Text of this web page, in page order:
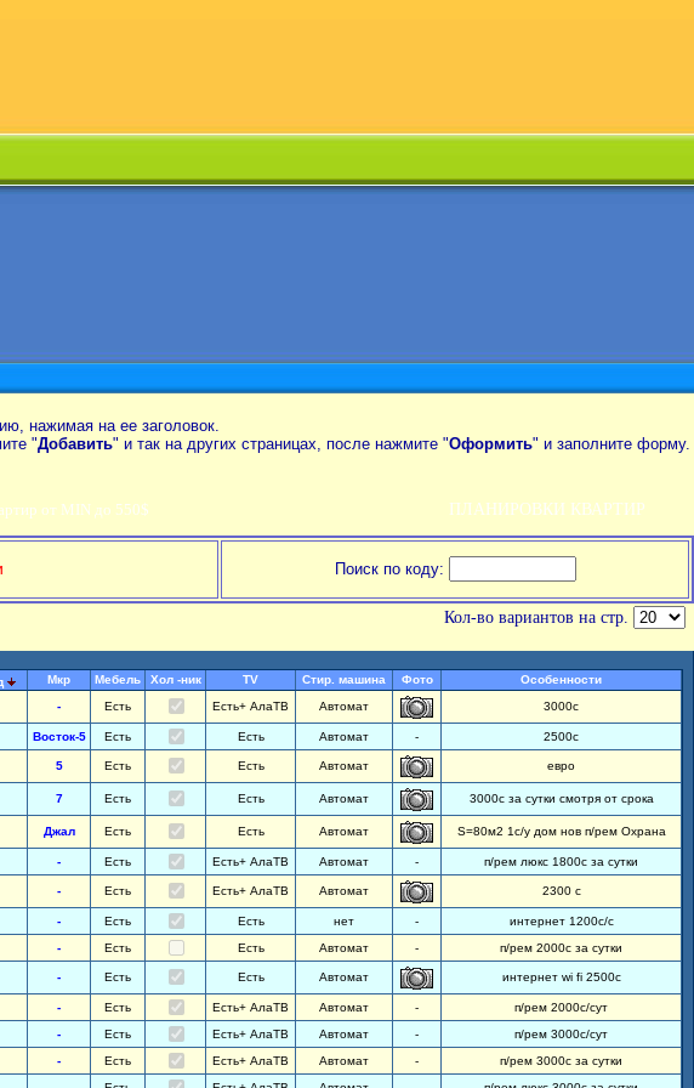
нажимая на ее заголовок.
"Добавить" и так на других страницах, после нажмите "Оформить" и заполните форму.
от MIN до 550$ ПЛАНИРОВКИ КВАРТИР
Поиск по коду:
Кол-во вариантов на стр.
Мкр Мебель Хол -ник TV Стир. машина Фото
Особенности
- Есть Есть+ АлаТВ Автомат 3000с
Восток-5 Есть Есть Автомат - 2500с
5 Есть Есть Автомат евро
7 Есть Есть Автомат 3000с за сутки смотря от срока
Джал Есть Есть Автомат S=80м2 1с/у дом нов п/рем Охрана
- Есть Есть+ АлаТВ Автомат - п/рем люкс 1800с за сутки
- Есть Есть+ АлаТВ Автомат 2300 с
- Есть Есть нет -
интернет 1200с/с
- Есть Есть Автомат - п/рем 2000с за сутки
- Есть Есть Автомат интернет wi fi 2500с
- Есть Есть+ АлаТВ Автомат -
п/рем 2000с/сут
- Есть Есть+ АлаТВ Автомат -
п/рем 3000с/сут
- Есть Есть+ АлаТВ Автомат -
п/рем 3000с за сутки